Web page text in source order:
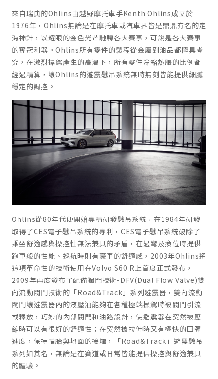
來自瑞典的Ohlins由越野摩托車手Kenth Ohlins成立於
1976年，Ohlins無論是在摩托車或汽車界皆是鼎鼎有名的定
海神針，以耀眼的金色光芒馳騁各大賽事，可說是各大賽事
的奪冠利器。Ohlins所有零件的製程從金屬到油品都極具考
究，在激烈操駕產生的高溫下，所有零件冷縮熱脹的比例都
經過精算，讓Ohlins的避震懸吊系統無時無刻皆能提供細膩
穩定的調控。
Ohlins從80年代便開始專精研發懸吊系統，在1984年研發
取得了CES電子懸吊系統的專利，CES電子懸吊系統破除了
乘坐舒適感與操控性無法兼具的矛盾，在過彎及換位時提供
跑車般的性能、巡航時則有豪車的舒適感，2003年Ohlins將
這項革命性的技術使用在Volvo S60 R上首度正式發布，
2009年再度發布了配備獨門技術-DFV(Dual Flow Valve)雙
向流動閥門技術的「Road&Track」系列避震器，雙向流動
閥門讓避震器內的液壓油能夠在各種極端操駕時被閥門引流
或釋放，巧妙的內部閥門和油路設計，使避震器在突然被壓
縮時可以有很好的舒適性；在突然被拉伸時又有極快的回彈
速度，保持輪胎與地面的接觸，「Road&Track」避震懸吊
系列如其名，無論是在賽道或日常皆能提供操控與舒適兼具
的體驗。